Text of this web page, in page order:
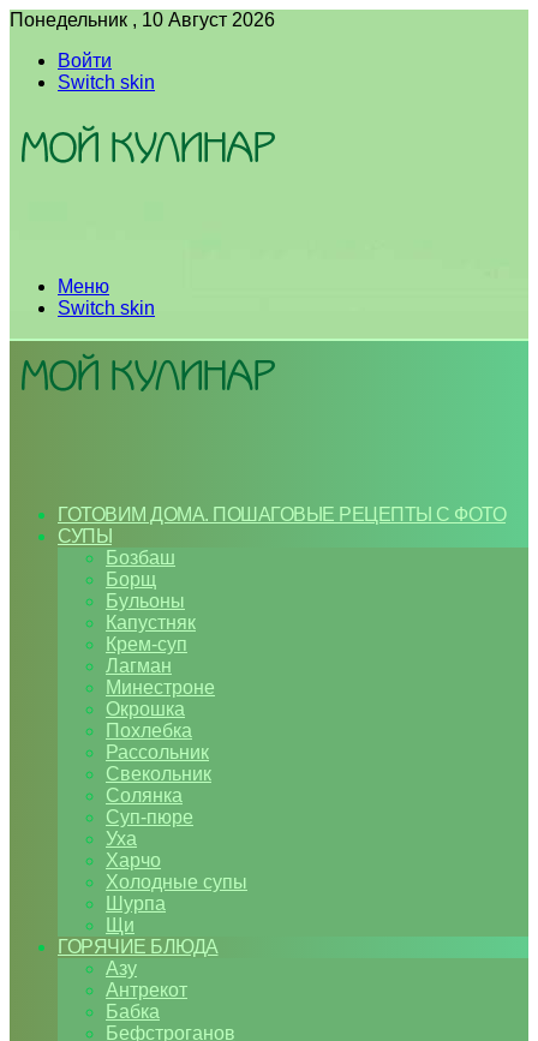
Понедельник , 10 Август 2026
Войти
Switch skin
Меню
Switch skin
ГОТОВИМ ДОМА. ПОШАГОВЫЕ РЕЦЕПТЫ С ФОТО
СУПЫ
Бозбаш
Борщ
Бульоны
Капустняк
Крем-суп
Лагман
Минестроне
Окрошка
Похлебка
Рассольник
Свекольник
Солянка
Суп-пюре
Уха
Харчо
Холодные супы
Шурпа
Щи
ГОРЯЧИЕ БЛЮДА
Азу
Антрекот
Бабка
Бефстроганов